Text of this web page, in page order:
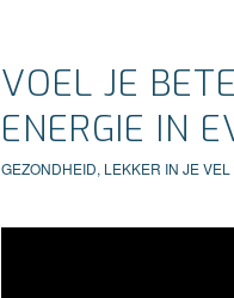
VOEL JE
ENERGIE IN
GEZONDHEID, LEKKER IN JE VEL